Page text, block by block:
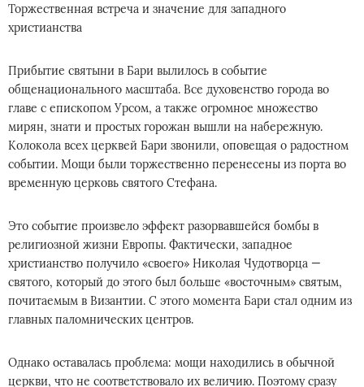
Торжественная встреча и значение для западного
христианства
Прибытие святыни в Бари вылилось в событие
общенационального масштаба. Все духовенство города во
главе с епископом Урсом, а также огромное множество
мирян, знати и простых горожан вышли на набережную.
Колокола всех церквей Бари звонили, оповещая о радостном
событии. Мощи были торжественно перенесены из порта во
временную церковь святого Стефана.
Это событие произвело эффект разорвавшейся бомбы в
религиозной жизни Европы. Фактически, западное
христианство получило «своего» Николая Чудотворца —
святого, который до этого был больше «восточным» святым,
почитаемым в Византии. С этого момента Бари стал одним из
главных паломнических центров.
Однако оставалась проблема: мощи находились в обычной
церкви, что не соответствовало их величию. Поэтому сразу